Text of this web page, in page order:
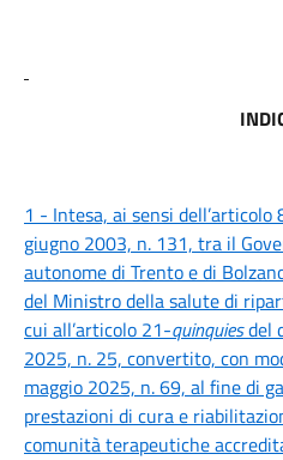
1 - Intesa, ai sensi dell’articolo
giugno 2003, n. 131, tra il
autonome di Trento e di
del Ministro della salute di
cui all’articolo 21-quinquiesdel
2025, n. 25, convertito, con
maggio 2025, n. 69, al fine di
prestazioni di cura e
comunità terapeutiche